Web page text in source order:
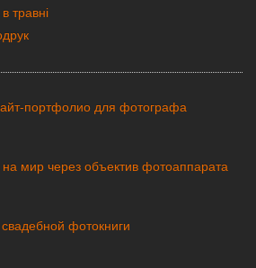
травні
портфолио для фотографа
на мир через объектив фотоаппарата
фотокниги